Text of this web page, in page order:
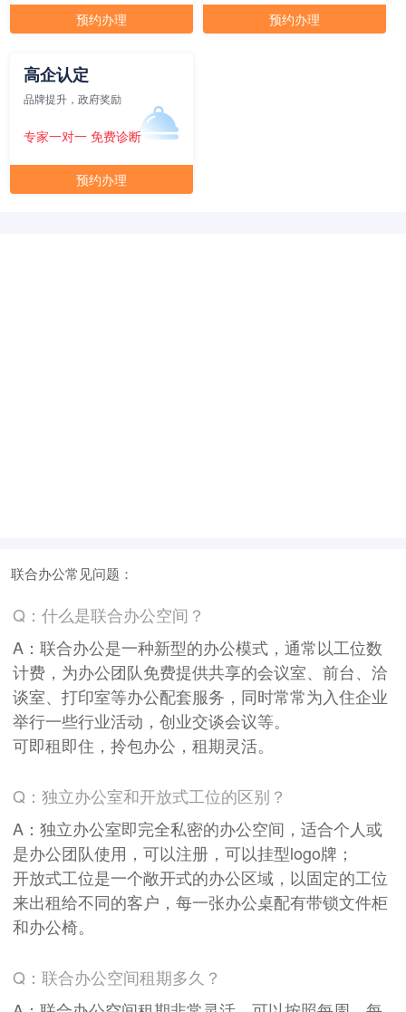
40人间
面积80㎡
预约办理 预约办理
高企认定
品牌提升，政府奖励
专家一对一 免费诊断
预约办理
联合办公常见问题：
Q：什么是联合办公空间？
A：联合办公是一种新型的办公模式，通常以工位数
计费，为办公团队免费提供共享的会议室、前台、洽
谈室、打印室等办公配套服务，同时常常为入住企业
举行一些行业活动，创业交谈会议等。
可即租即住，拎包办公，租期灵活。
Q：独立办公室和开放式工位的区别？
A：独立办公室即完全私密的办公空间，适合个人或
是办公团队使用，可以注册，可以挂型logo牌；
开放式工位是一个敞开式的办公区域，以固定的工位
来出租给不同的客户，每一张办公桌配有带锁文件柜
和办公椅。
Q：联合办公空间租期多久？